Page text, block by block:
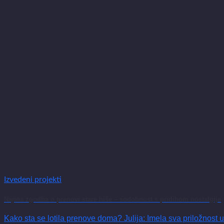
Izvedeni projekti
Kako sta se lotila prenove doma? Julija: Imela sva priložnost